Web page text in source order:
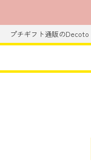
プチギフト通販のDecoto